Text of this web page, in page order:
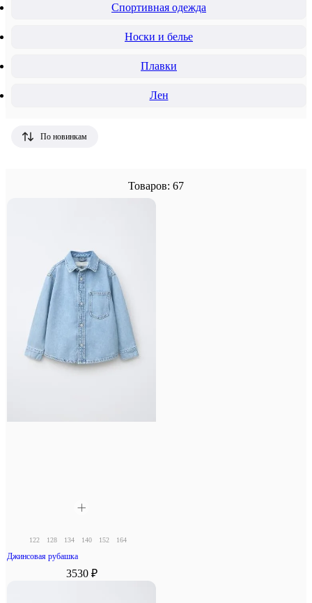
Спортивная одежда
Носки и белье
Плавки
Лен
По новинкам
Товаров: 67
122 128 134 140 152 164
Джинсовая рубашка
3530 ₽